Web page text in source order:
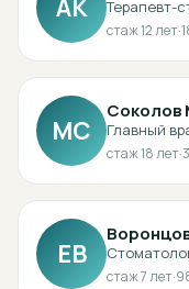
АК Терапевт-
стаж12лет·
МС
Соколов
Главный
стаж18лет·
ЕВ
стаж7лет·